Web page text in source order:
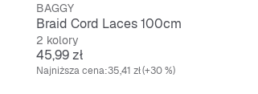
BAGGY
Braid Cord Laces 100cm
2 kolory
Cena
45,99 zł
Najniższa cena:35,41 zł(+30 %)